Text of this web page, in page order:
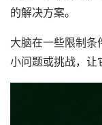
的解决方案。
大脑在一些限制条
小问题或挑战，让